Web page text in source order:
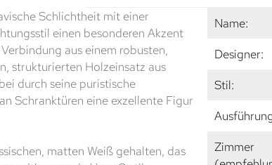
Schlichtheit mit einer
einen besonderen Akzent
aus einem robusten,
strukturierten Holzeinsatz aus
durch seine puristische
Schranktüren eine exzellente Figur
matten Weiß gehalten, das
Name:
Designer:
Stil:
Zimmer